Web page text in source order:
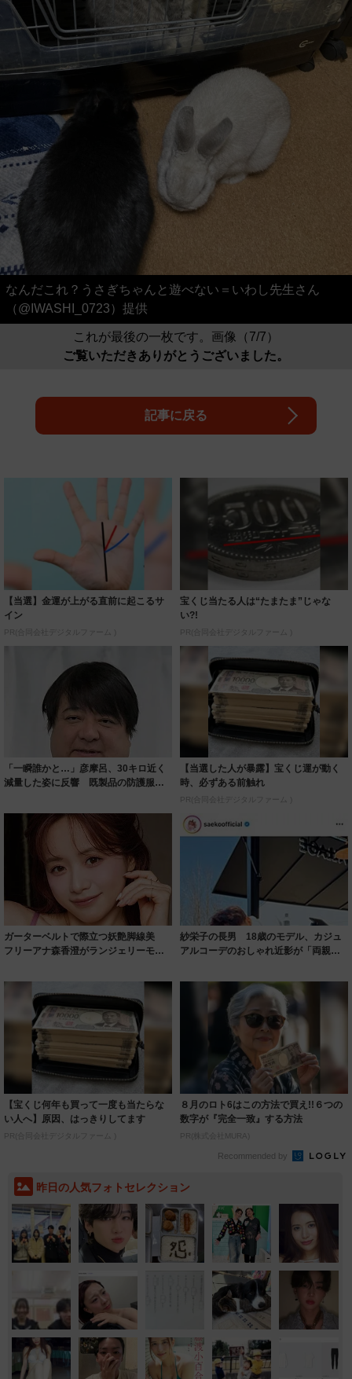
なんだこれ？うさぎちゃんと遊べない＝いわし先生さん
（@IWASHI_0723）提供
これが最後の一枚です。画像（7/7）
ご覧いただきありがとうございました。
記事に戻る
【当選】金運が上がる直前に起こるサ
イン
PR(合同会社デジタルファーム )
宝くじ当たる人は“たまたま”じゃな
い?!
PR(合同会社デジタルファーム )
「一瞬誰かと…」彦摩呂、30キロ近く
減量した姿に反響 既製品の防護服が
【当選した人が暴露】宝くじ運が動く
時、必ずある前触れ
PR(合同会社デジタルファーム )
ガーターベルトで際立つ妖艶脚線美
フリーアナ森香澄がランジェリーモデ
紗栄子の長男 18歳のモデル、カジュ
アルコーデのおしゃれ近影が「両親の
【宝くじ何年も買って一度も当たらな
い人へ】原因、はっきりしてます
PR(合同会社デジタルファーム )
８月のロト6はこの方法で買え!!６つの
数字が『完全一致』する方法
PR(株式会社MURA)
Recommended by
昨日の人気フォトセレクション